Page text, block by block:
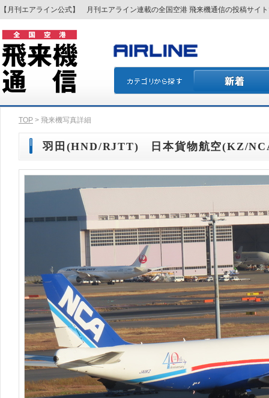
【月刊エアライン公式】 月刊エアライン連載の全国空港 飛来機通信の投稿サイ
TOP > 飛来機写真詳細
羽田(HND/RJTT) 日本貨物航空(KZ/